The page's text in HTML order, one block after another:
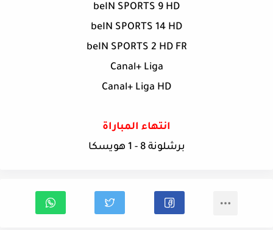
beIN SPORTS 9 HD
beIN SPORTS 14 HD
beIN SPORTS 2 HD FR
Canal+ Liga
Canal+ Liga HD
انتهاء المباراة
برشلونة 8 - 1 هويسكا